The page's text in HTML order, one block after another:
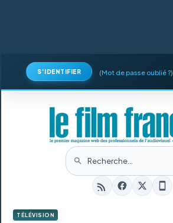
S'IDENTIFIER (Mot de passe oublié ?)
TÉLÉVISION